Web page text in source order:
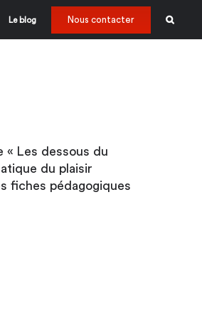
Le blog Nous contacter
« Les dessous du
du plaisir
fiches pédagogiques